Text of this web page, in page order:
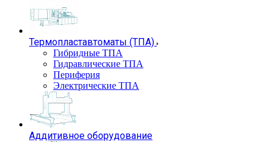
Термопластавтоматы (ТПА)
Гибридные ТПА
Гидравлические ТПА
Периферия
Электрические ТПА
Аддитивное оборудование